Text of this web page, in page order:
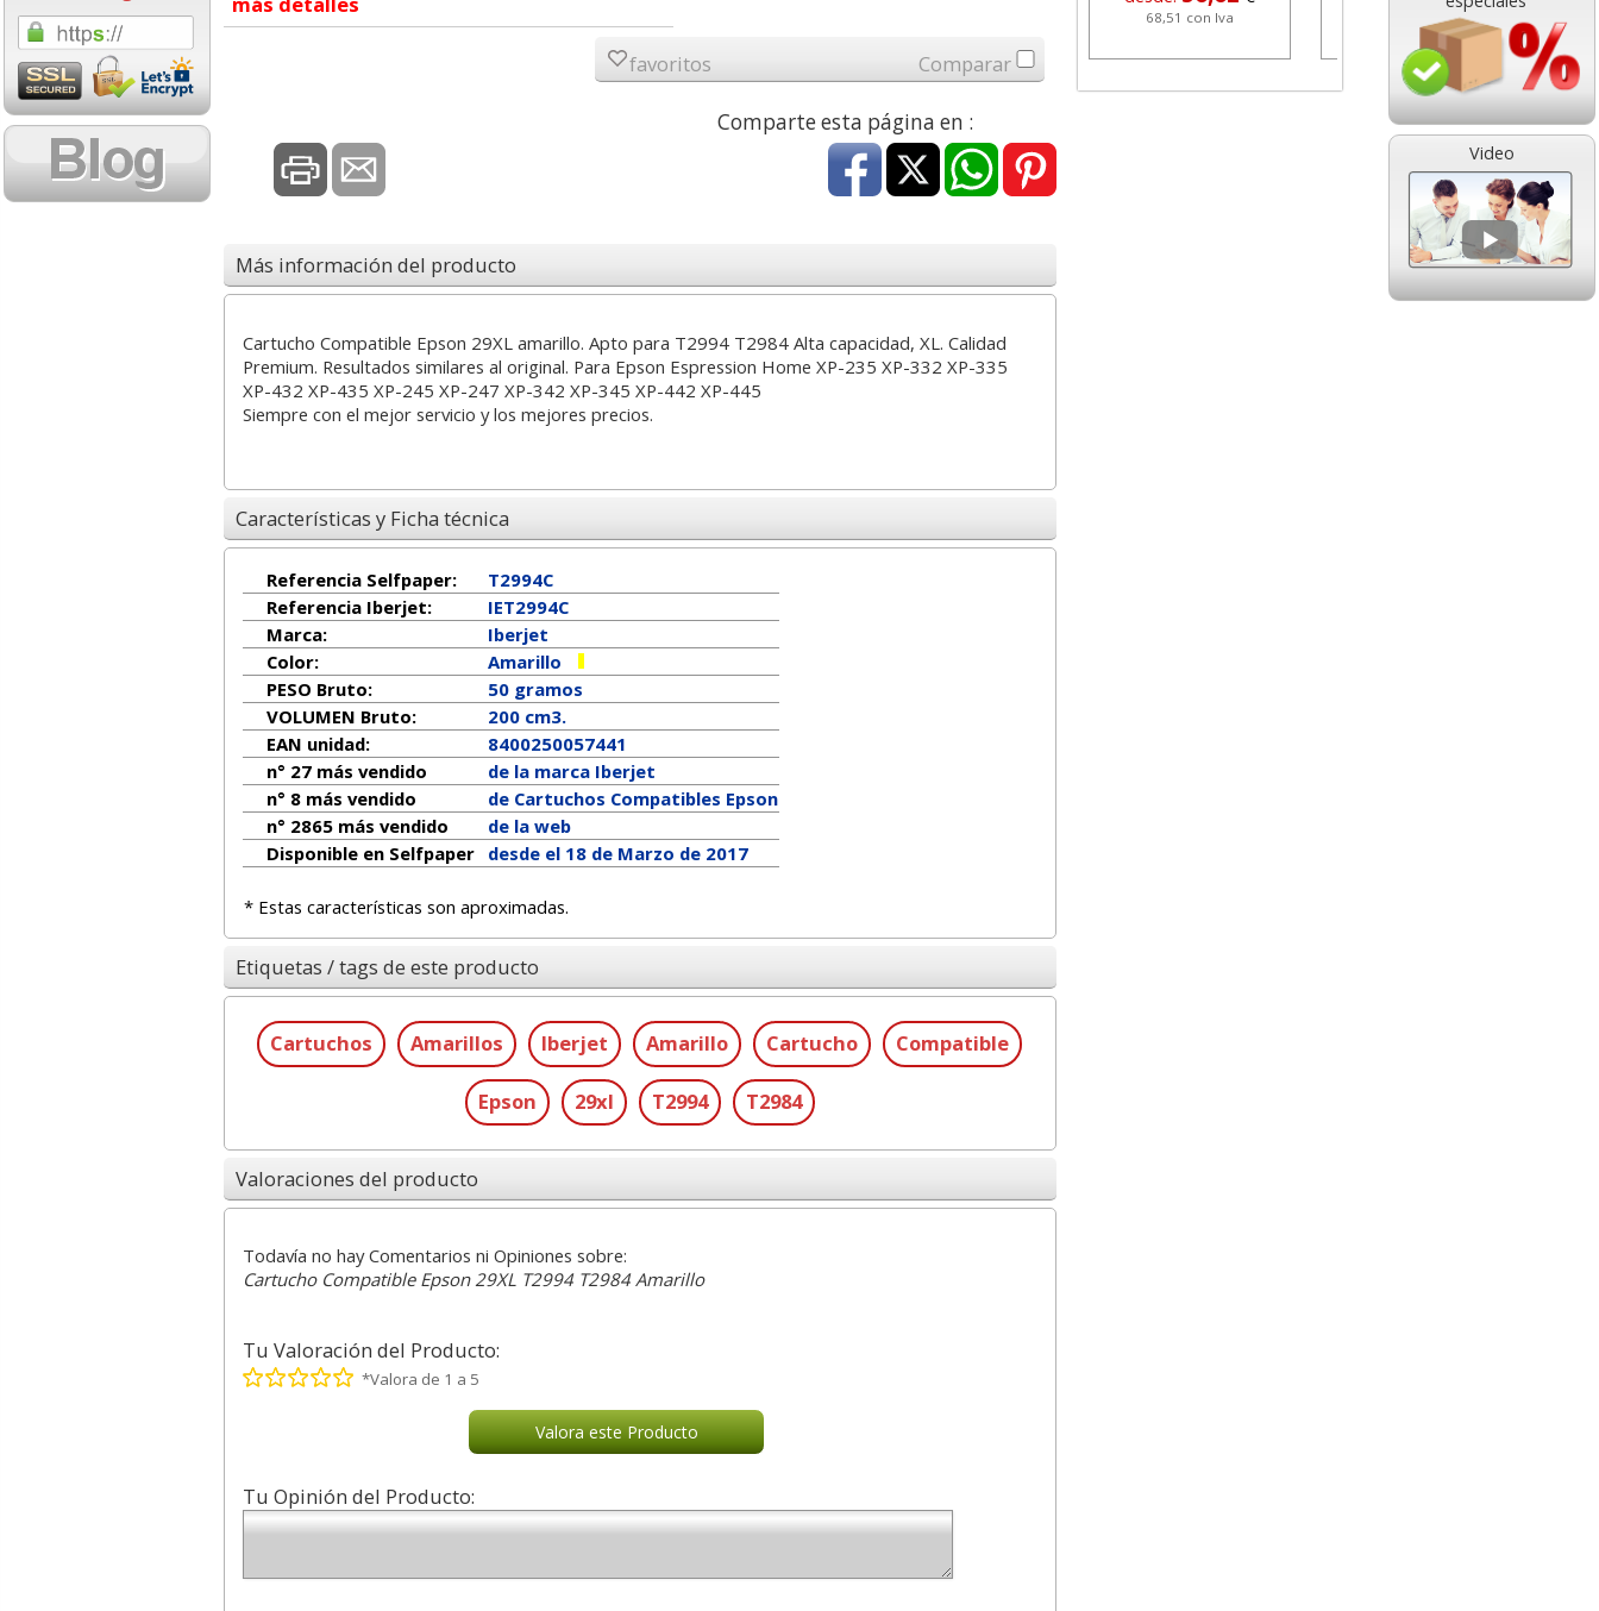
Video
favoritos Comparar
Comparte esta página en :
Más información del producto
Cartucho Compatible Epson 29XL amarillo. Apto para T2994 T2984 Alta capacidad, XL. Calidad
Premium. Resultados similares al original. Para Epson Espression Home XP-235 XP-332 XP-335
XP-432 XP-435 XP-245 XP-247 XP-342 XP-345 XP-442 XP-445
Siempre con el mejor servicio y los mejores precios.
Características y Ficha técnica
Referencia Selfpaper:
T2994C
Referencia Iberjet:
IET2994C
Marca:
Iberjet
Color:
Amarillo
PESO Bruto:
50 gramos
VOLUMEN Bruto:
200 cm3.
EAN unidad:
8400250057441
n° 27 más vendido
de la marca Iberjet
n° 8 más vendido
de Cartuchos Compatibles Epson
n° 2865 más vendido
de la web
Disponible en Selfpaper
desde el 18 de Marzo de 2017
* Estas características son aproximadas.
Etiquetas / tags de este producto
Cartuchos Amarillos Iberjet Amarillo Cartucho Compatible
Epson 29xl T2994 T2984
Valoraciones del producto
Todavía no hay Comentarios ni Opiniones sobre:
Cartucho Compatible Epson 29XL T2994 T2984 Amarillo
Tu Valoración del Producto:
*Valora de 1 a 5
Valora este Producto
Tu Opinión del Producto:
1,08 con Iva 68,51 con Iva 1,08 con Iva
Cartucho HP 304 - 302
Negro, original
desde:14,87 €
17,99 con Iva
Cartucho HP 304XL -
desde:37,87 €
45,82 con Iva
HP 950XL - Cartucho
56,62
Goma de borrar
grafito
Negro, original